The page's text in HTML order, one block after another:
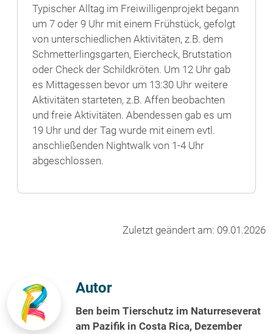
Typischer Alltag im Freiwilligenprojekt begann
um 7 oder 9 Uhr mit einem Frühstück, gefolgt
von unterschiedlichen Aktivitäten, z.B. dem
Schmetterlingsgarten, Eiercheck, Brutstation
oder Check der Schildkröten. Um 12 Uhr gab
es Mittagessen bevor um 13:30 Uhr weitere
Aktivitäten starteten, z.B. Affen beobachten
und freie Aktivitäten. Abendessen gab es um
19 Uhr und der Tag wurde mit einem evtl.
anschließenden Nightwalk von 1-4 Uhr
abgeschlossen.
Zuletzt geändert am: 09.01.2026
Autor
Ben beim Tierschutz im Naturreseverat
am Pazifik in Costa Rica, Dezember